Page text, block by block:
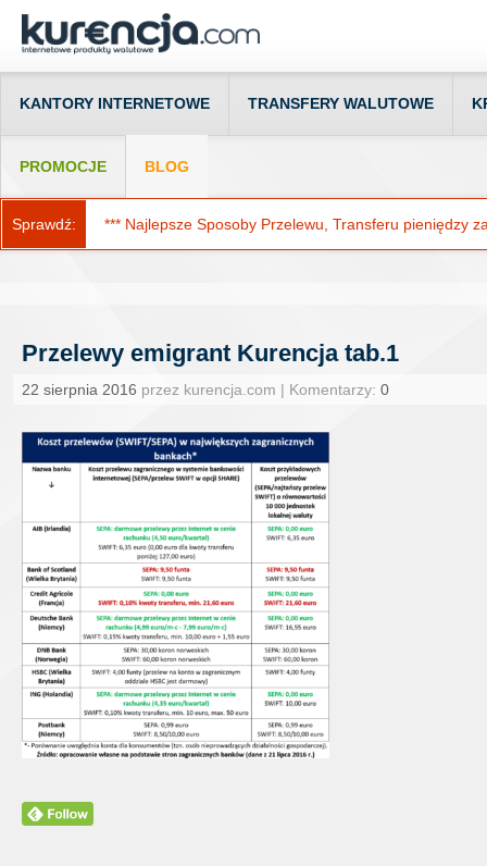
KANTORY INTERNETOWE TRANSFERY WALUTOWE
PROMOCJE BLOG
Sprawdź: *** Najlepsze Sposoby Przelewu, Transferu pieniędzy
Przelewy emigrant Kurencja tab.1
22 sierpnia 2016 przez kurencja.com | Komentarzy: 0